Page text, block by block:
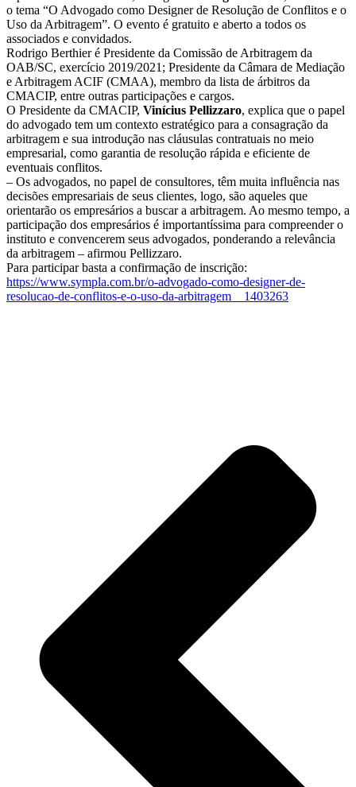
o tema “O Advogado como Designer de Resolução de Conflitos e o
Uso da Arbitragem”. O evento é gratuito e aberto a todos os
associados e convidados.
Rodrigo Berthier é Presidente da Comissão de Arbitragem da
OAB/SC, exercício 2019/2021; Presidente da Câmara de Mediação
e Arbitragem ACIF (CMAA), membro da lista de árbitros da
CMACIP, entre outras participações e cargos.
O Presidente da CMACIP, Vinícius Pellizzaro, explica que o papel
do advogado tem um contexto estratégico para a consagração da
arbitragem e sua introdução nas cláusulas contratuais no meio
empresarial, como garantia de resolução rápida e eficiente de
eventuais conflitos.
– Os advogados, no papel de consultores, têm muita influência nas
decisões empresariais de seus clientes, logo, são aqueles que
orientarão os empresários a buscar a arbitragem. Ao mesmo tempo, a
participação dos empresários é importantíssima para compreender o
instituto e convencerem seus advogados, ponderando a relevância
da arbitragem – afirmou Pellizzaro.
Para participar basta a confirmação de inscrição:
https://www.sympla.com.br/o-advogado-como-designer-de-
resolucao-de-conflitos-e-o-uso-da-arbitragem__1403263